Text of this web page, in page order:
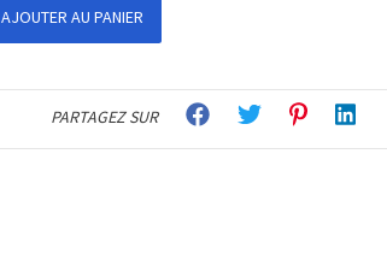
AJOUTER AU PANIER
PARTAGEZ SUR